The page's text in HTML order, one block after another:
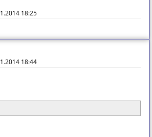
18:25
18:44